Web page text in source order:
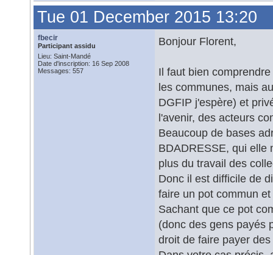
Tue 01 December 2015 13:20
fbecir
Participant assidu
Lieu: Saint-Mandé
Date d'inscription: 16 Sep 2008
Messages: 557
Bonjour Florent,
Il faut bien
les communes, mais
DGFIP j'espère) et
l'avenir, des acteurs
Beaucoup de bases
BDADRESSE, qui elle
plus du travail des
Donc il est difficile de
faire un pot commun
Sachant que ce pot
(donc des gens payés
droit de faire payer